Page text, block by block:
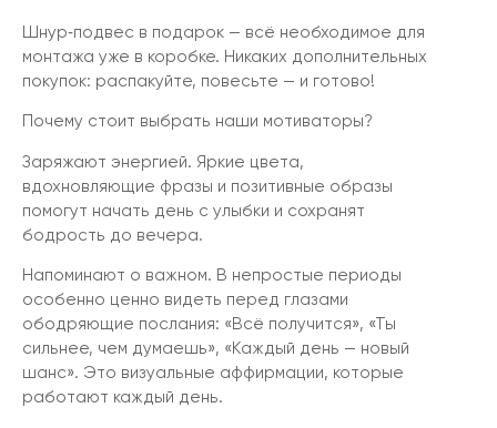
Шнур‑подвес в подарок — всё необходимое для
монтажа уже в коробке. Никаких дополнительных
покупок: распакуйте, повесьте — и готово!
Почему стоит выбрать наши мотиваторы?
Заряжают энергией. Яркие цвета,
вдохновляющие фразы и позитивные образы
помогут начать день с улыбки и сохранят
бодрость до вечера.
Напоминают о важном. В непростые периоды
особенно ценно видеть перед глазами
ободряющие послания: «Всё получится», «Ты
сильнее, чем думаешь», «Каждый день — новый
шанс». Это визуальные аффирмации, которые
работают каждый день.